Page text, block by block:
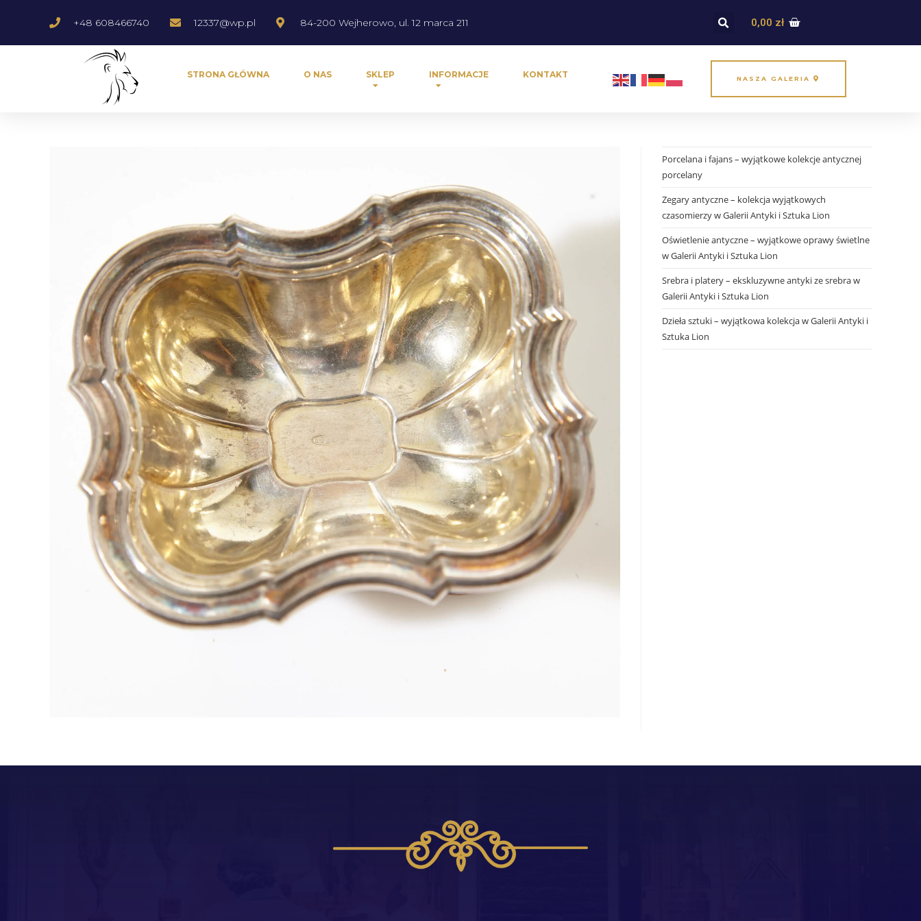
+48 608466740 12337@wp.pl 84-200 Wejherowo, ul. 12 marca 211 0,00 zł
STRONA GŁÓWNA O NAS SKLEP INFORMACJE KONTAKT NASZA GALERIA
Porcelana i fajans – wyjątkowe kolekcje antycznej
porcelany
Zegary antyczne – kolekcja wyjątkowych
czasomierzy w Galerii Antyki i Sztuka Lion
Oświetlenie antyczne – wyjątkowe oprawy świetlne
w Galerii Antyki i Sztuka Lion
Srebra i platery – ekskluzywne antyki ze srebra w
Galerii Antyki i Sztuka Lion
Dzieła sztuki – wyjątkowa kolekcja w Galerii Antyki i
Sztuka Lion